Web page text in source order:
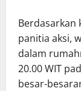
Berdasarkan
panitia aksi,
dalam
20.00 WIT
besar-